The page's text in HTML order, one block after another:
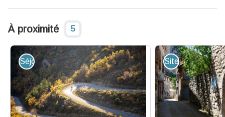
À proximité 5
Séjour Valeurs Parc Site de visite